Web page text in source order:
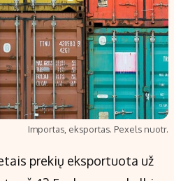
Importas, eksportas. Pexels nuotr.
prekių eksportuota už